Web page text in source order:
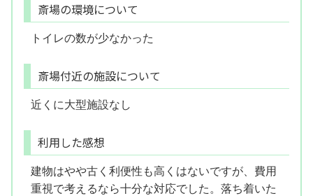
斎場の環境について
トイレの数が少なかった
斎場付近の施設について
近くに大型施設なし
利用した感想
建物はやや古く利便性も高くはないですが、費用
重視で考えるなら十分な対応でした。落ち着いた